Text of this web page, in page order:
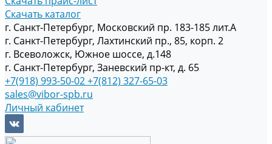
Скачать каталог
г. Санкт-Петербург, Московский пр. 183-185 лит.А
г. Санкт-Петербург, Лахтинский пр., 85, корп. 2
г. Всеволожск, Южное шоссе, д.148
г. Санкт-Петербург, Заневский пр-кт, д. 65
+7(918) 993-50-02+7(812) 327-65-03
sales@vibor-spb.ru
Личный кабинет